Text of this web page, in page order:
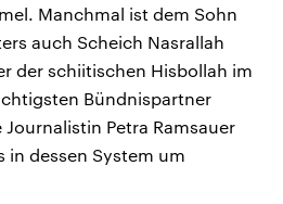
Manchmal ist dem Sohn
auch Scheich Nasrallah
der schiitischen Hisbollah im
Bündnispartner
Journalistin Petra Ramsauer
in dessen System um